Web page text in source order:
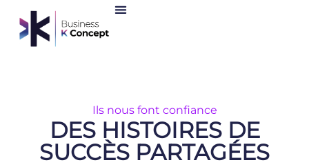
Ils nous font confiance
DES HISTOIRES DE
SUCCÈS PARTAGÉES